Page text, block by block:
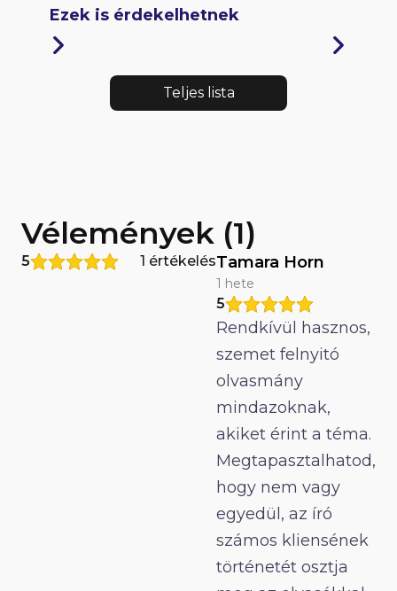
Ezek is érdekelhetnek
Teljes lista
Vélemények (1)
5 1 értékelésTamara Horn
1 hete
5
Rendkívül hasznos,
szemet felnyitó
olvasmány
mindazoknak,
akiket érint a téma.
Megtapasztalhatod,
hogy nem vagy
egyedül, az író
számos kliensének
történetét osztja